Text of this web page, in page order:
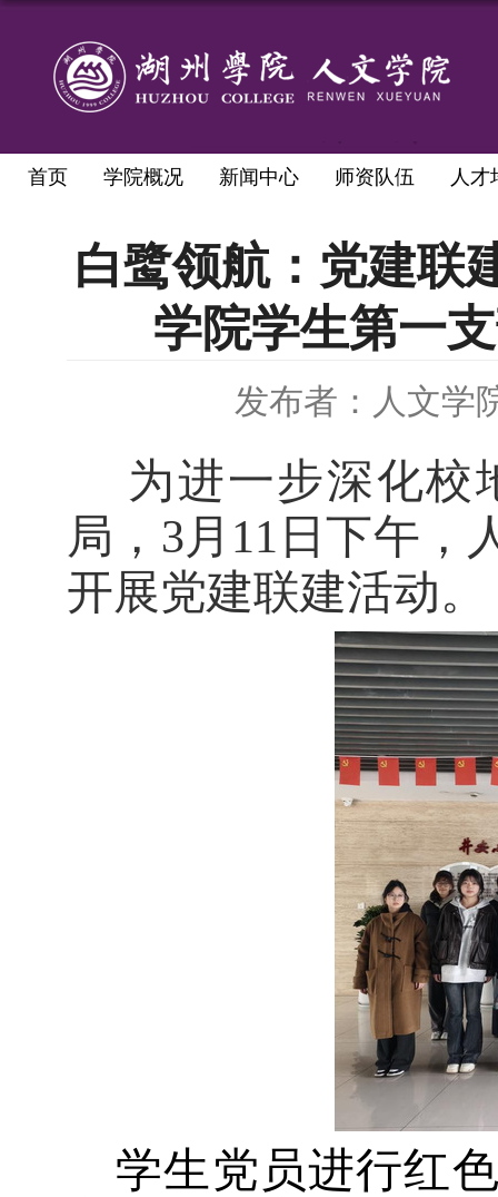
首页 学院概况 新闻中心 师资队伍 人才
白鹭领航：党建
学院学生第一
发布者：人文学
为进一步深化校
局， 3月11日下午，
开展党建联建活动。
学生党员进行红